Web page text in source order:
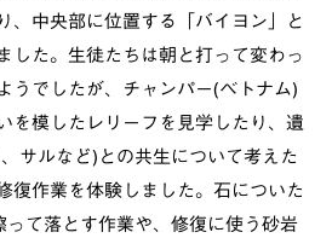
、中央部に位置する「バイヨン」と
した。生徒たちは朝と打って変わっ
うでしたが、チャンパー(ベトナム)
を模したレリーフを見学したり、遺
サルなど)との共生について考えた
復作業を体験しました。石についた
て落とす作業や、修復に使う砂岩